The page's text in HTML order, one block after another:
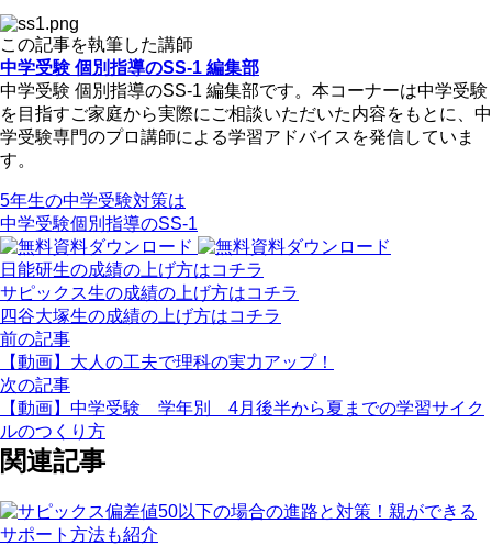
この記事を執筆した講師
中学受験 個別指導のSS-1 編集部
中学受験 個別指導のSS-1 編集部です。本コーナーは中学受験
を目指すご家庭から実際にご相談いただいた内容をもとに、中
学受験専門のプロ講師による学習アドバイスを発信していま
す。
5年生の中学受験対策は
中学受験個別指導のSS-1
日能研生の成績の上げ方はコチラ
サピックス生の成績の上げ方はコチラ
四谷大塚生の成績の上げ方はコチラ
前の記事
【動画】大人の工夫で理科の実力アップ！
次の記事
【動画】中学受験 学年別 4月後半から夏までの学習サイク
ルのつくり方
関連記事